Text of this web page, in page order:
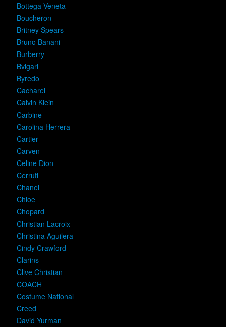
Bottega Veneta
Boucheron
Britney Spears
Bruno Banani
Burberry
Bvlgari
Byredo
Cacharel
Calvin Klein
Carbine
Carolina Herrera
Cartier
Carven
Celine Dion
Cerruti
Chanel
Chloe
Chopard
Christian Lacroix
Christina Aguilera
Cindy Crawford
Clarins
Clive Christian
COACH
Costume National
Creed
David Yurman